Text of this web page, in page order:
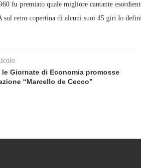
fu premiato quale migliore cantante
sul retro copertina di alcuni suoi 45 giri lo
Giornate di Economia promosse
“Marcello de Cecco”